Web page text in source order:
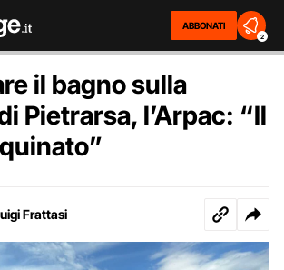
ABBONATI
2
il bagno sulla
Pietrarsa, l’Arpac: “Il
Frattasi